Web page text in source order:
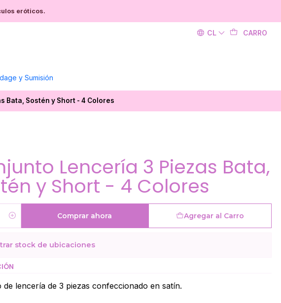
CL CARRO
y Sumisión
eróticos.
Bata, Sostén y Short - 4 Colores
Lencería 3 Piezas Bata,
y Short - 4 Colores
Agregar al Carro
Comprar ahora
stock de ubicaciones
de lencería de 3 piezas confeccionado en satín.